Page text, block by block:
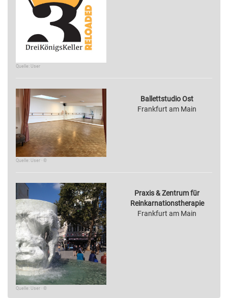
Quelle: User
Quelle: User · ©
Ballettstudio Ost
Frankfurt am Main
Quelle: User · ©
Praxis & Zentrum für
Reinkarnationstherapie
Frankfurt am Main